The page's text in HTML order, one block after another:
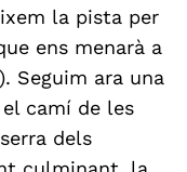
la pista per
ens menarà a
Seguim ara una
camí de les
dels